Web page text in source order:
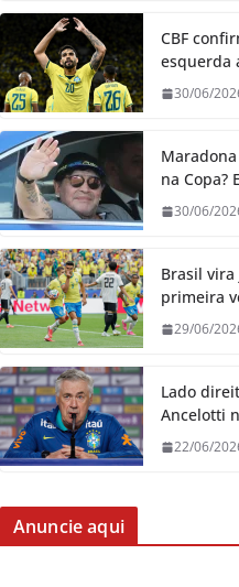
CBF
esquerda
30/06/
na Copa?
30/06/
Brasil
primeira
29/06/
Lado
Ancelotti
22/06/
Anuncie aqui